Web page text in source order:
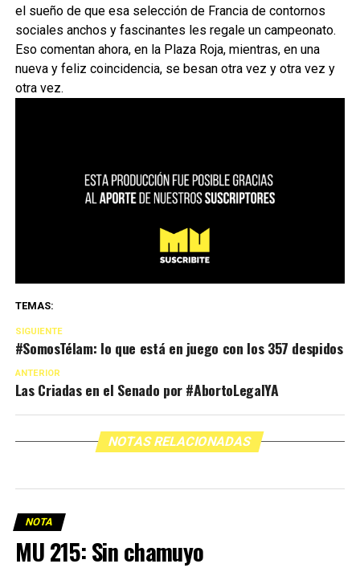
el sueño de que esa selección de Francia de contornos
sociales anchos y fascinantes les regale un campeonato.
Eso comentan ahora, en la Plaza Roja, mientras, en una
nueva y feliz coincidencia, se besan otra vez y otra vez y
otra vez.
TEMAS:
SIGUIENTE
#SomosTélam: lo que está en juego con los 357 despidos
ANTERIOR
Las Criadas en el Senado por #AbortoLegalYA
NOTAS RELACIONADAS
NOTA
MU 215: Sin chamuyo